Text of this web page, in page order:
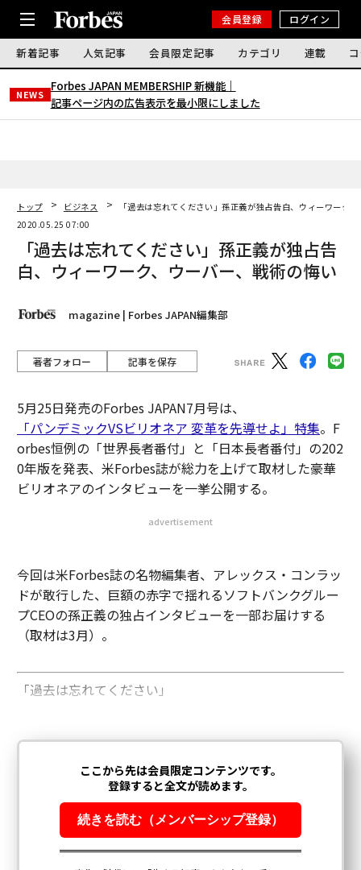
会員登録 ログイン
新着記事 人気記事 会員限定記事 カテゴリ 連載
NEWS
Forbes JAPAN MEMBERSHIP 新機能｜
記事ページ内の広告表示を最小限にしました
トップ ビジネス
「過去は忘れてください」孫正義が独占告白、ウィーワーク
2020.05.25 07:00
「過去は忘れてください」孫正義が独占告
白、ウィーワーク、ウーバー、戦術の悔い
magazine | Forbes JAPAN編集部
著者フォロー 記事を保存
5月25日発売のForbes JAPAN7月号は、
「パンデミックVSビリオネア 変革を先導せよ」特集。F
orbes恒例の「世界長者番付」と「日本長者番付」の202
0年版を発表、米Forbes誌が総力を上げて取材した豪華
ビリオネアのインタビューを一挙公開する。
advertisement
今回は米Forbes誌の名物編集者、アレックス・コンラッ
ドが敢行した、巨額の赤字で揺れるソフトバンクグルー
プCEOの孫正義の独占インタビューを一部お届けする
（取材は3月）。
「過去は忘れてください」